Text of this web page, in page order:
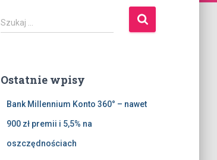
S
z
j
Szukaj …
Ostatnie wpisy
Bank Millennium Konto 360° – nawet
900 zł premii i 5,5% na
oszczędnościach